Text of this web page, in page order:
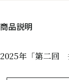
2025年「第二回